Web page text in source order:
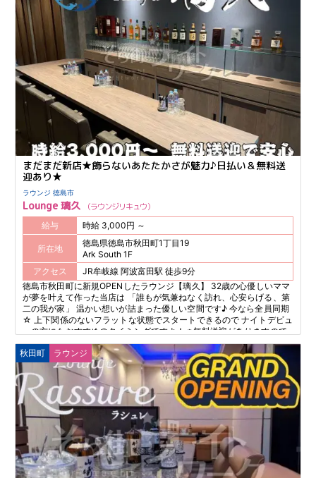
まだまだ新店★飾らないあたたかさが魅力♪日払い＆無料送
迎あり★
ラウンジ 徳島市
Lounge 璃久 ラウンジリキュウ
給与 時給 3,000円 ～
所在地
徳島県徳島市秋田町1丁目19
Ark South 1F
アクセス
JR牟岐線 阿波富田駅 徒歩9分
徳島市秋田町に新規OPENしたラウンジ【璃久】 32歳の心優しいママ
が夢を叶えて作った当店は 「誰もが気兼ねなく訪れ、心安らげる、第
二の我が家」 温かい想いが詰まった優しい空間です♪ 今なら全員同期
☆ 上下関係のないフラットな状態でスタートできるので ナイトデビュ
ーの方にもおすすめのタイミングですよ！ ※無料送迎がありますので
帰宅も安心です♪
秋田町
ラウンジ